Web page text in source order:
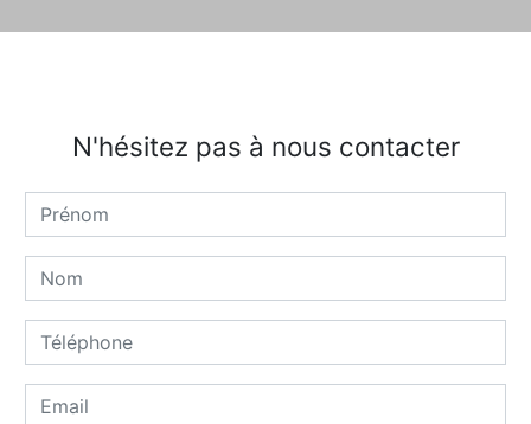
N'hésitez pas à nous contacter